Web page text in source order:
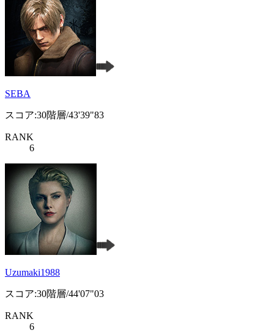
SEBA
スコア:30階層/43'39"83
RANK
6
Uzumaki1988
スコア:30階層/44'07"03
RANK
6